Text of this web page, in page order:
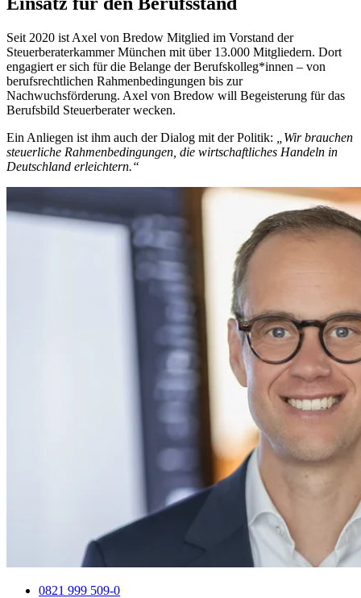
Seit 2020 ist Axel von Bredow Mitglied im Vorstand der
Steuerberaterkammer München mit über 13.000 Mitgliedern. Dort
engagiert er sich für die Belange der Berufskolleg*innen – von
berufsrechtlichen Rahmenbedingungen bis zur
Nachwuchsförderung. Axel von Bredow will Begeisterung für das
Berufsbild Steuerberater wecken.
Ein Anliegen ist ihm auch der Dialog mit der Politik:
„Wir brauchen
steuerliche Rahmenbedingungen, die wirtschaftliches Handeln in
Deutschland erleichtern.“
0821 999 509-0